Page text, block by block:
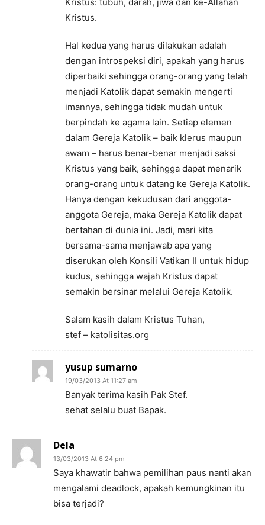
Kristus.
Hal kedua yang harus dilakukan adalah
dengan introspeksi diri, apakah yang harus
diperbaiki sehingga orang-orang yang telah
menjadi Katolik dapat semakin mengerti
imannya, sehingga tidak mudah untuk
berpindah ke agama lain. Setiap elemen
dalam Gereja Katolik – baik klerus maupun
awam – harus benar-benar menjadi saksi
Kristus yang baik, sehingga dapat menarik
orang-orang untuk datang ke Gereja Katolik.
Hanya dengan kekudusan dari anggota-
anggota Gereja, maka Gereja Katolik dapat
bertahan di dunia ini. Jadi, mari kita
bersama-sama menjawab apa yang
diserukan oleh Konsili Vatikan II untuk hidup
kudus, sehingga wajah Kristus dapat
semakin bersinar melalui Gereja Katolik.
Salam kasih dalam Kristus Tuhan,
stef – katolisitas.org
yusup sumarno
19/03/2013 At 11:27 am
Banyak terima kasih Pak Stef.
sehat selalu buat Bapak.
Dela
13/03/2013 At 6:24 pm
Saya khawatir bahwa pemilihan paus nanti akan
mengalami deadlock, apakah kemungkinan itu
bisa terjadi?